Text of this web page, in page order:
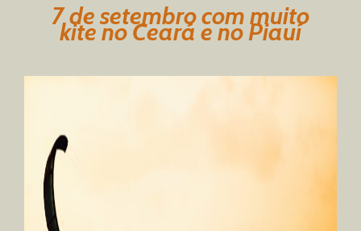
7 de setembro com muito
kite no Ceará e no Piauí